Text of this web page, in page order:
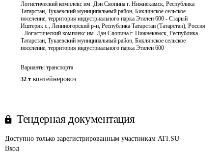
Логистический комплекс им. Дэн Сяопина г. Нижнекамск, Республика
Татарстан, Тукаевский муниципальный район, Биклянское сельское
поселение, территория индустриального парка Этилен 600 - Старый
Иштеряк с., Лениногорский р-н, Республика Татарстан (Татарстан), Россия
- Логистический комплекс им. Дэн Сяопина г. Нижнекамск, Республика
Татарстан, Тукаевский муниципальный район, Биклянское сельское
поселение, территория индустриального парка Этилен 600
Варианты транспорта
32 т контейнеровоз
Тендерная документация
Доступно только зарегистрированным участникам ATI.SU
Вход